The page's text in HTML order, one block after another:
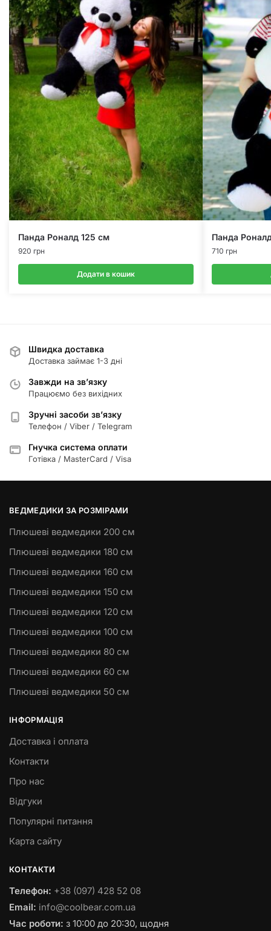
Панда Роналд 125 см
920 грн
Додати в кошик
Панда
710 грн
Швидка доставка
Доставка займає 1-3 дні
Завжди на зв’язку
Працюємо без вихідних
Зручні засоби зв’язку
Телефон / Viber / Telegram
Гнучка система оплати
Готівка / MasterCard / Visa
ВЕДМЕДИКИ ЗА РОЗМІРАМИ
Плюшеві ведмедики 200 см
Плюшеві ведмедики 180 см
Плюшеві ведмедики 160 см
Плюшеві ведмедики 150 см
Плюшеві ведмедики 120 см
Плюшеві ведмедики 100 см
Плюшеві ведмедики 80 см
Плюшеві ведмедики 60 см
Плюшеві ведмедики 50 см
ІНФОРМАЦІЯ
Доставка і оплата
Контакти
Про нас
Відгуки
Популярні питання
Карта сайту
КОНТАКТИ
Телефон: +38 (097) 428 52 08
Email: info@coolbear.com.ua
Час роботи: з 10:00 до 20:30, щодня